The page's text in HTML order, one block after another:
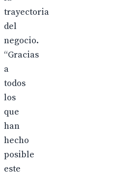
trayectoria
del
negocio.
“Gracias
a
todos
los
que
han
hecho
posible
este